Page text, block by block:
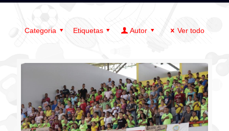
Categoria Etiquetas Autor Ver todo